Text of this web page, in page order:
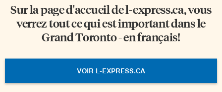
Sur la page d'accueil del-express.ca, vous
verrez tout ce qui est important dans le
Grand Toronto - en français!
VOIR L-EXPRESS.CA